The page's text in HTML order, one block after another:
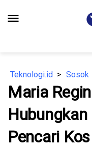
menu
Teknologi.id Sosok
Maria
Pencari